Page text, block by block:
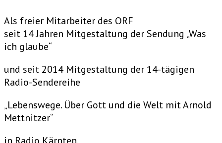
Als freier Mitarbeiter des ORF
seit 14 Jahren Mitgestaltung der Sendung „Was
ich glaube“
und seit 2014 Mitgestaltung der 14-tägigen
Radio-Sendereihe
„Lebenswege. Über Gott und die Welt mit Arnold
Mettnitzer“